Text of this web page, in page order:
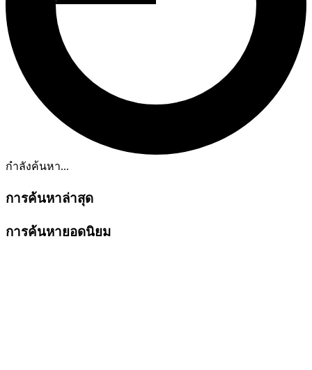
กำลังค้นหา...
การค้นหาล่าสุด
การค้นหายอดนิยม